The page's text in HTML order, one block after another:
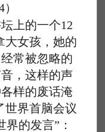
上的一个12
大女孩，她的
常被忽略的
，这样的声
样的废话淹
世界首脑会议
的发言”：